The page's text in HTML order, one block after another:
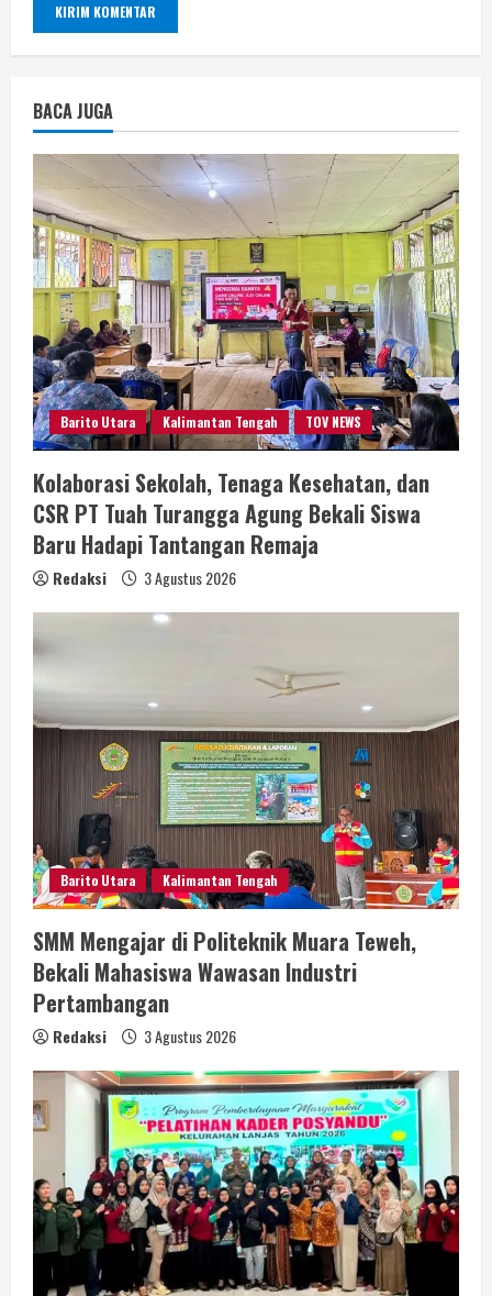
BACA JUGA
Barito Utara Kalimantan Tengah TOV NEWS
Kolaborasi Sekolah, Tenaga Kesehatan, dan
CSR PT Tuah Turangga Agung Bekali Siswa
Baru Hadapi Tantangan Remaja
Redaksi 3 Agustus 2026
Barito Utara Kalimantan Tengah
SMM Mengajar di Politeknik Muara Teweh,
Bekali Mahasiswa Wawasan Industri
Pertambangan
Redaksi 3 Agustus 2026